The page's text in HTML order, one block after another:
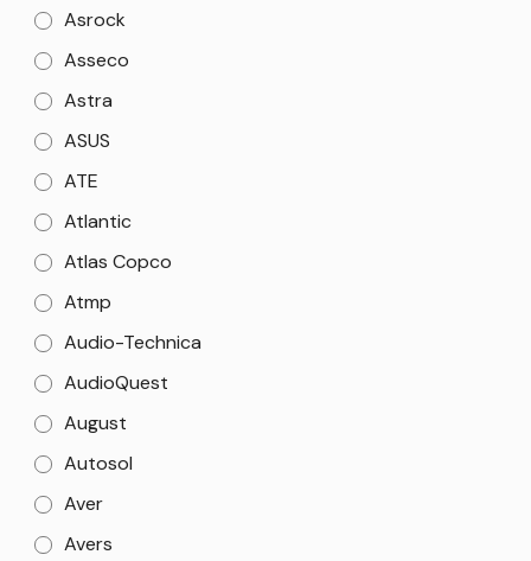
Asrock
Asseco
Astra
ASUS
ATE
Atlantic
Atlas Copco
Atmp
Audio-Technica
AudioQuest
August
Autosol
Aver
Avers